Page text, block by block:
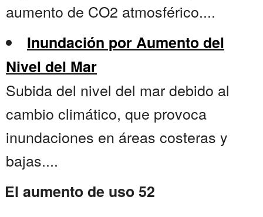
aumento de CO2 atmosférico....
Inundación por Aumento del
Nivel del Mar
Subida del nivel del mar debido al
cambio climático, que provoca
inundaciones en áreas costeras y
bajas....
El aumento de uso 52